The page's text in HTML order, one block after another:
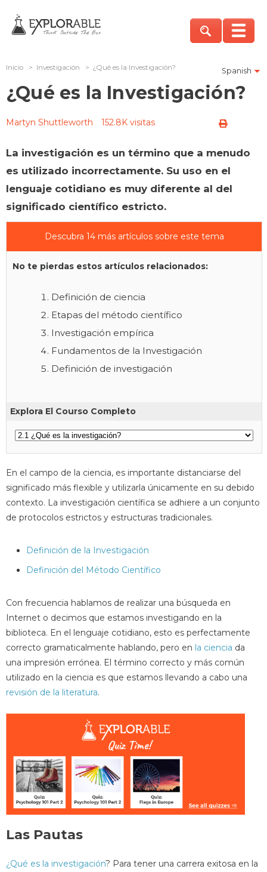
Spanish
Inicio > Investigación > ¿Qué es la Investigación?
¿Qué es la Investigación?
Martyn Shuttleworth 152.8K visitas
La investigación es un término que a menudo
es utilizado incorrectamente. Su uso en el
lenguaje cotidiano es muy diferente al del
significado científico estricto.
Descubra 14 más artículos sobre este tema
No te pierdas estos artículos relacionados:
Definición de ciencia
Etapas del método científico
Investigación empírica
Fundamentos de la Investigación
Definición de investigación
Explora El Courso Completo
En el campo de la ciencia, es importante distanciarse del
significado más flexible y utilizarla únicamente en su debido
contexto. La investigación científica se adhiere a un conjunto
de protocolos estrictos y estructuras tradicionales.
Definición de la Investigación
Definición del Método Científico
Con frecuencia hablamos de realizar una búsqueda en
Internet o decimos que estamos investigando en la
biblioteca. En el lenguaje cotidiano, esto es perfectamente
correcto gramaticalmente hablando, pero en la ciencia da
una impresión errónea. El término correcto y más común
utilizado en la ciencia es que estamos llevando a cabo una
revisión de la literatura.
Las Pautas
¿Qué es la investigación? Para tener una carrera exitosa en la